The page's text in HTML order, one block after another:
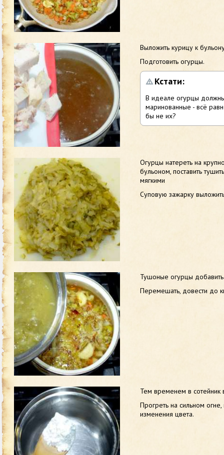
Выложить курицу к
Подготовить огурцы.
Кстати:
В идеале огурцы
маринованные - всё
бы не их?
Огурцы натереть на
бульоном, поставить
мягкими
Суповую зажарку
Тушоные огурцы добавить
Перемешать, довести до
Тем временем в сотейник
Прогреть на сильном
изменения цвета.